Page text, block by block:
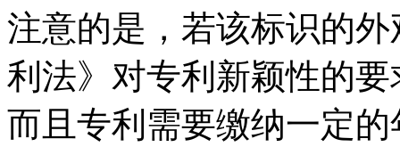
注意的是，若该标识的
利法》对专利新颖性的
而且专利需要缴纳一定